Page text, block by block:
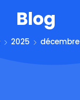
Blog
2025 décembre